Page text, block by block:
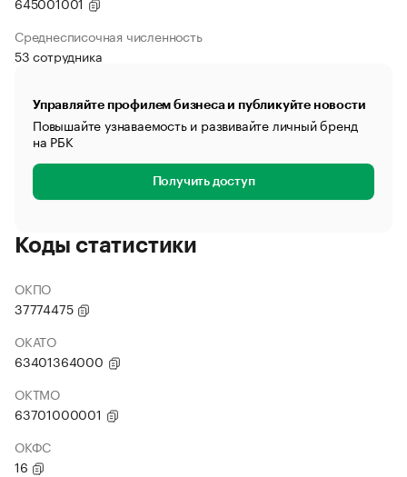
Среднесписочная численность
53 сотрудника
Управляйте профилем бизнеса и публикуйте новости
Повышайте узнаваемость и развивайте личный бренд
на РБК
Получить доступ
Коды статистики
ОКПО
37774475
ОКАТО
63401364000
ОКТМО
63701000001
ОКФС
16